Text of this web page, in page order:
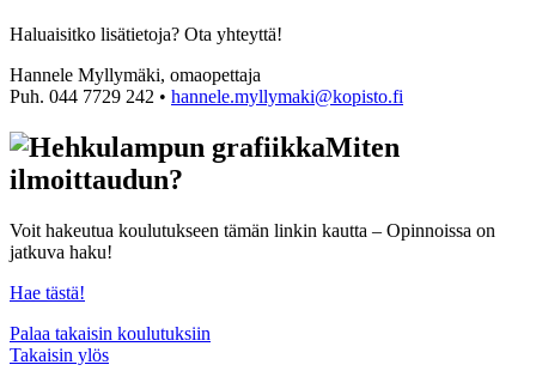
Haluaisitko lisätietoja? Ota yhteyttä!
Hannele Myllymäki, omaopettaja
Puh. 044 7729 242 • hannele.myllymaki@kopisto.fi
Miten
ilmoittaudun?
Voit hakeutua koulutukseen tämän linkin kautta – Opinnoissa on
jatkuva haku!
Hae tästä!
Palaa takaisin koulutuksiin
Takaisin ylös